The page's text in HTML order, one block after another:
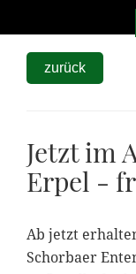
zurück
Jetzt im
Erpel -
Ab jetzt
Schorbaer